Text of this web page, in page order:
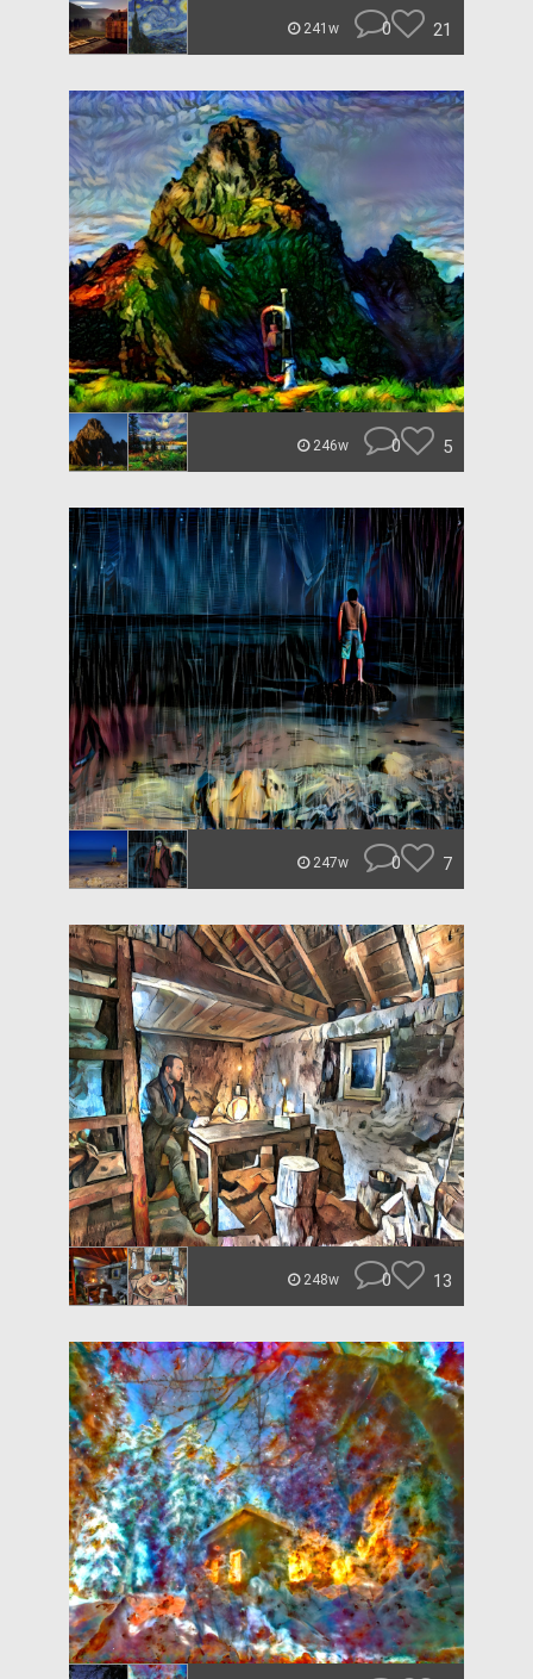
241w 0 21
246w 0 5
247w 0 7
248w 0 13